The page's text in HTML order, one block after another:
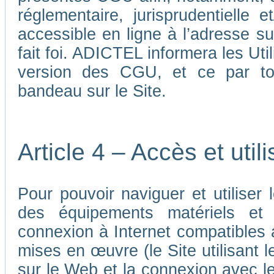
réglementaire, jurisprudentielle
accessible en ligne à l’adresse
fait foi. ADICTEL informera les
version des CGU, et ce par
bandeau sur le Site.
Article 4 – Accès et
Pour pouvoir naviguer et utiliser
des équipements matériels
connexion à Internet
mises en œuvre (le Site utilisant
sur le Web et la connexion avec